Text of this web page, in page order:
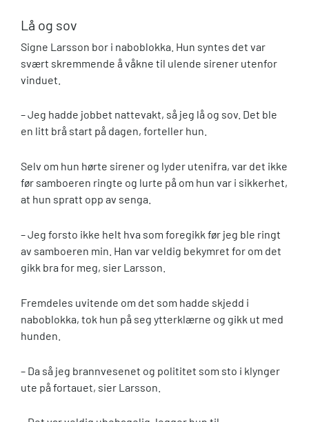
Lå og sov
Signe Larsson bor i naboblokka. Hun syntes det var
svært skremmende å våkne til ulende sirener utenfor
vinduet.
– Jeg hadde jobbet nattevakt, så jeg lå og sov. Det ble
en litt brå start på dagen, forteller hun.
Selv om hun hørte sirener og lyder utenifra, var det ikke
før samboeren ringte og lurte på om hun var i sikkerhet,
at hun spratt opp av senga.
– Jeg forsto ikke helt hva som foregikk før jeg ble ringt
av samboeren min. Han var veldig bekymret for om det
gikk bra for meg, sier Larsson.
Fremdeles uvitende om det som hadde skjedd i
naboblokka, tok hun på seg ytterklærne og gikk ut med
hunden.
– Da så jeg brannvesenet og polititet som sto i klynger
ute på fortauet, sier Larsson.